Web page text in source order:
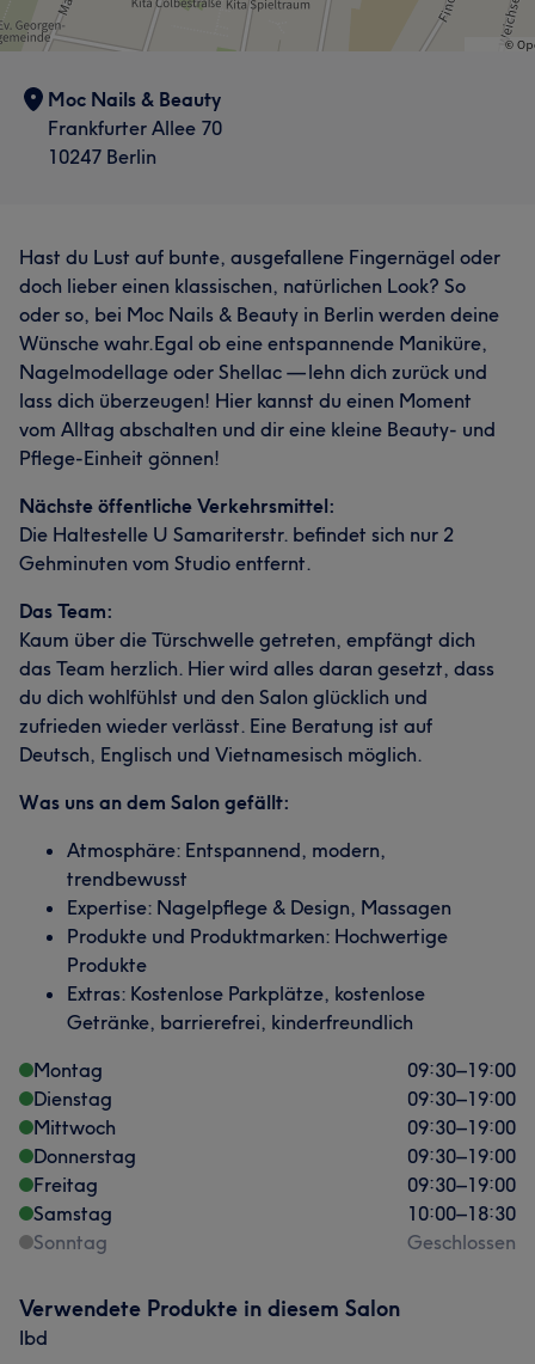
Moc Nails & Beauty
Frankfurter Allee 70
10247 Berlin
Hast du Lust auf bunte, ausgefallene Fingernägel oder
doch lieber einen klassischen, natürlichen Look? So
oder so, bei Moc Nails & Beauty in Berlin werden deine
Wünsche wahr.Egal ob eine entspannende Maniküre,
Nagelmodellage oder Shellac — lehn dich zurück und
lass dich überzeugen! Hier kannst du einen Moment
vom Alltag abschalten und dir eine kleine Beauty- und
Pflege-Einheit gönnen!
Nächste öffentliche Verkehrsmittel:
Die Haltestelle U Samariterstr. befindet sich nur 2
Gehminuten vom Studio entfernt.
Das Team:
Kaum über die Türschwelle getreten, empfängt dich
das Team herzlich. Hier wird alles daran gesetzt, dass
du dich wohlfühlst und den Salon glücklich und
zufrieden wieder verlässt. Eine Beratung ist auf
Deutsch, Englisch und Vietnamesisch möglich.
Was uns an dem Salon gefällt:
Atmosphäre: Entspannend, modern,
trendbewusst
Expertise: Nagelpflege & Design, Massagen
Produkte und Produktmarken: Hochwertige
Produkte
Extras: Kostenlose Parkplätze, kostenlose
Getränke, barrierefrei, kinderfreundlich
Montag
09:30–19:00
Dienstag
09:30–19:00
Mittwoch
09:30–19:00
Donnerstag
09:30–19:00
Freitag
09:30–19:00
Samstag
10:00–18:30
Sonntag
Geschlossen
Verwendete Produkte in diesem Salon
Ibd